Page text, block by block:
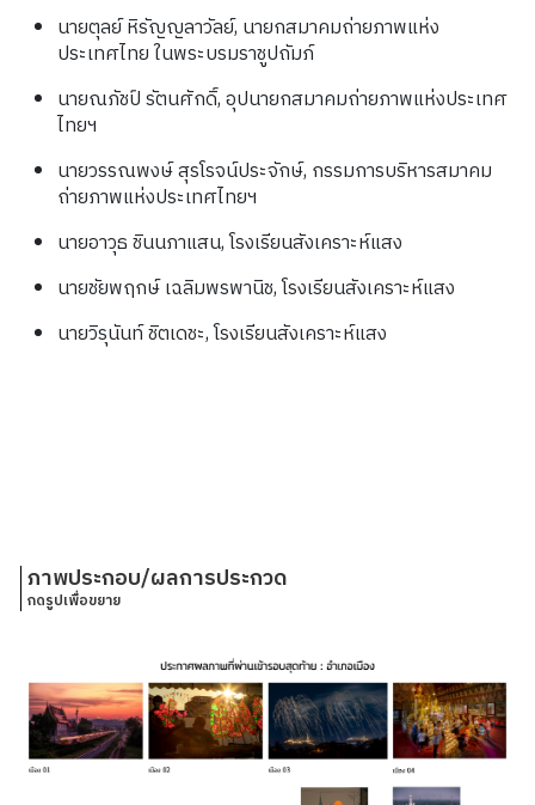
นายตุลย์ หิรัญญลาวัลย์, นายกสมาคมถ่ายภาพแห่ง
ประเทศไทย ในพระบรมราชูปถัมภ์
นายณภัชป์ รัตนศักดิ์, อุปนายกสมาคมถ่ายภาพแห่งประเทศ
ไทยฯ
นายวรรณพงษ์ สุรโรจน์ประจักษ์, กรรมการบริหารสมาคม
ถ่ายภาพแห่งประเทศไทยฯ
นายอาวุธ ชินนภาแสน, โรงเรียนสังเคราะห์แสง
นายชัยพฤกษ์ เฉลิมพรพานิช, โรงเรียนสังเคราะห์แสง
นายวิรุนันท์ ชิตเดชะ, โรงเรียนสังเคราะห์แสง
ภาพประกอบ/ผลการประกวด
กดรูปเพื่อขยาย